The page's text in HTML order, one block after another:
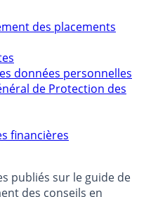
d’utilisation
des placements
données personnelles
de Protection des